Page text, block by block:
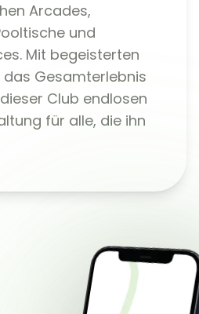
Arcades,
und
Mit begeisterten
das Gesamterlebnis
Club endlosen
für alle, die ihn